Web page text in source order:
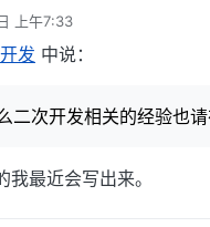
上午7:33
发 中说：
二次开发相关的经验也
最近会写出来。